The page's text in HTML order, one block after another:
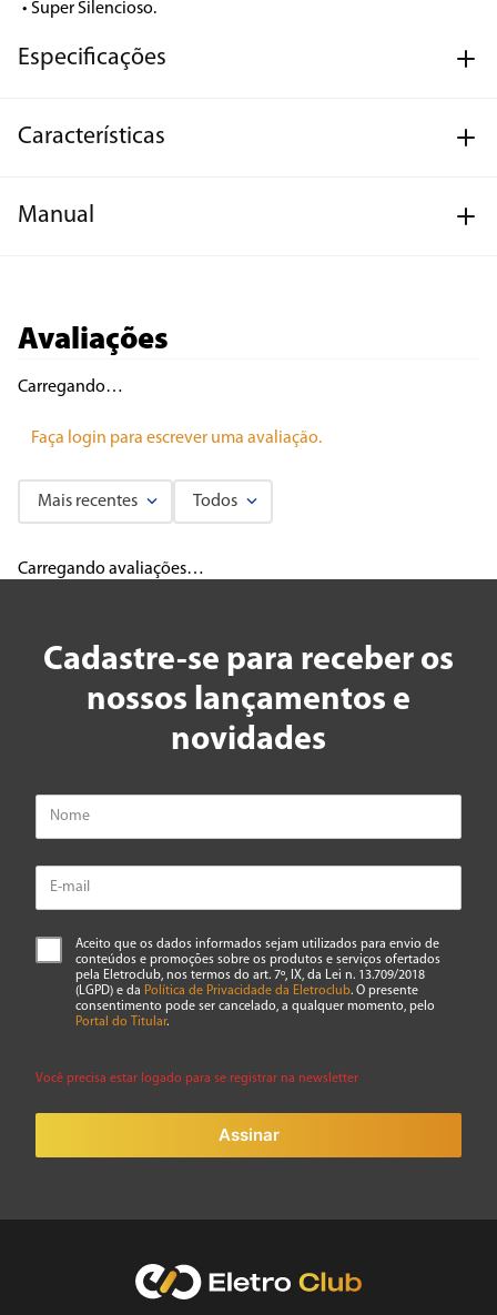
• Super Silencioso.
Especificações
Características
Manual
Avaliações
Carregando…
Faça login para escrever uma avaliação.
Mais recentes Todos
Carregando avaliações…
Cadastre-se para receber os
nossos lançamentos e
novidades
Aceito que os dados informados sejam utilizados para envio de
conteúdos e promoções sobre os produtos e serviços ofertados
pela Eletroclub, nos termos do art. 7º, IX, da Lei n. 13.709/2018
(LGPD) e da Política de Privacidade da Eletroclub. O presente
consentimento pode ser cancelado, a qualquer momento, pelo
Portal do Titular.
Você precisa estar logado para se registrar na newsletter
Assinar